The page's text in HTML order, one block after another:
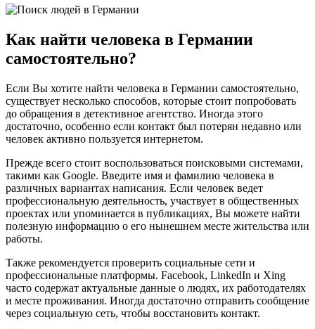
Как найти человека в Германии
самостоятельно?
Если Вы хотите найти человека в Германии самостоятельно,
существует несколько способов, которые стоит попробовать
до обращения в детективное агентство. Иногда этого
достаточно, особенно если контакт был потерян недавно или
человек активно пользуется интернетом.
Прежде всего стоит воспользоваться поисковыми системами,
такими как Google. Введите имя и фамилию человека в
различных вариантах написания. Если человек ведет
профессиональную деятельность, участвует в общественных
проектах или упоминается в публикациях, Вы можете найти
полезную информацию о его нынешнем месте жительства или
работы.
Также рекомендуется проверить социальные сети и
профессиональные платформы. Facebook, LinkedIn и Xing
часто содержат актуальные данные о людях, их работодателях
и месте проживания. Иногда достаточно отправить сообщение
через социальную сеть, чтобы восстановить контакт.